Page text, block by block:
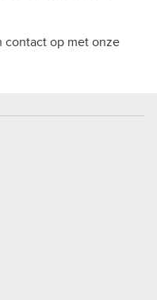
contact op met onze